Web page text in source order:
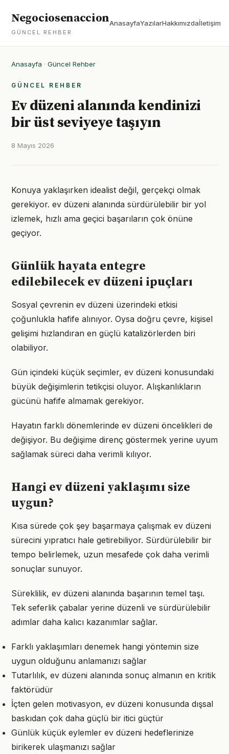
Negociosenaccion
GÜNCEL REHBER
AnasayfaYazılarHakkımızdaİletişim
Anasayfa · Güncel Rehber
GÜNCEL REHBER
Ev düzeni alanında kendinizi
bir üst seviyeye taşıyın
8 Mayıs 2026
Konuya yaklaşırken idealist değil, gerçekçi olmak
gerekiyor. ev düzeni alanında sürdürülebilir bir yol
izlemek, hızlı ama geçici başarıların çok önüne
geçiyor.
Günlük hayata entegre
edilebilecek ev düzeni ipuçları
Sosyal çevrenin ev düzeni üzerindeki etkisi
çoğunlukla hafife alınıyor. Oysa doğru çevre, kişisel
gelişimi hızlandıran en güçlü katalizörlerden biri
olabiliyor.
Gün içindeki küçük seçimler, ev düzeni konusundaki
büyük değişimlerin tetikçisi oluyor. Alışkanlıkların
gücünü hafife almamak gerekiyor.
Hayatın farklı dönemlerinde ev düzeni öncelikleri de
değişiyor. Bu değişime direnç göstermek yerine uyum
sağlamak süreci daha verimli kılıyor.
Hangi ev düzeni yaklaşımı size
uygun?
Kısa sürede çok şey başarmaya çalışmak ev düzeni
sürecini yıpratıcı hale getirebiliyor. Sürdürülebilir bir
tempo belirlemek, uzun mesafede çok daha verimli
sonuçlar sunuyor.
Süreklilik, ev düzeni alanında başarının temel taşı.
Tek seferlik çabalar yerine düzenli ve sürdürülebilir
adımlar daha kalıcı kazanımlar sağlar.
Farklı yaklaşımları denemek hangi yöntemin size
uygun olduğunu anlamanızı sağlar
Tutarlılık, ev düzeni alanında sonuç almanın en kritik
faktörüdür
İçten gelen motivasyon, ev düzeni konusunda dışsal
baskıdan çok daha güçlü bir itici güçtür
Günlük küçük eylemler ev düzeni hedeflerinize
birikerek ulaşmanızı sağlar